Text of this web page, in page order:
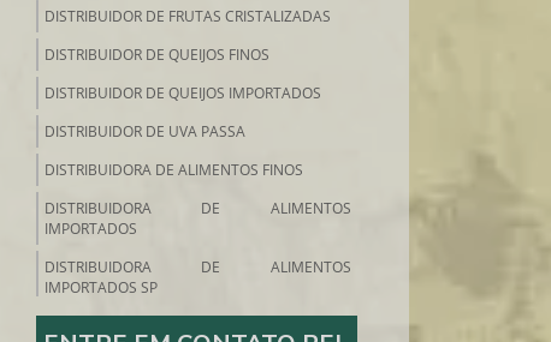
DISTRIBUIDOR DE FRUTAS CRISTALIZADAS
DISTRIBUIDOR DE QUEIJOS FINOS
DISTRIBUIDOR DE QUEIJOS IMPORTADOS
DISTRIBUIDOR DE UVA PASSA
DISTRIBUIDORA DE ALIMENTOS FINOS
DISTRIBUIDORA DE ALIMENTOS
IMPORTADOS
DISTRIBUIDORA DE ALIMENTOS
IMPORTADOS SP